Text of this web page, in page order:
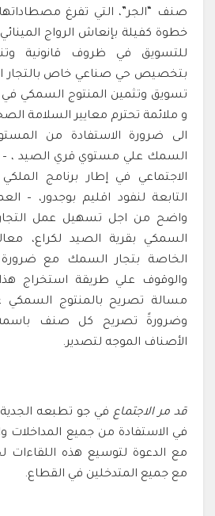
صنف “الجر”، التي تفرغ مصطاداتها
خطوة كفيلة بإنعاش الرواج المينائي،
للتسويق في ظروف قانونية
بتخصيص حي صناعي خاص بالتجار
تسويق وتثمين المنتوج السمكي
و ملائمة تحترم معايير السلامة
الى ضرورة الاستفادة من
السمك علي مستوي قري الصيد ، –
الاجتماعي في إطار برنامج
التابعة لنفود اقليم بوجدور، –
واضح من اجل تسهيل عمل
السمكي بقرية الصيد لكراع،
الخاصة بتجار السمك مع
والوقوف علي طريقة استخراج
مسالة تصريح بالمنتوج السمكي
وضرورةً تصريح كل صنف
الأصناف الموجه لتصدير.
قد مر الاجتماع في جو تطبعه الجدية
في الاستفادة من جميع المداخلات
مع الدعوة لتوسيع هذه
مع جميع المتدخلين في القطاع.